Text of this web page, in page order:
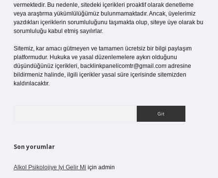
vermektedir. Bu nedenle, sitedeki içerikleri proaktif olarak denetleme
veya araştırma yükümlülüğümüz bulunmamaktadır. Ancak, üyelerimiz
yazdıkları içeriklerin sorumluluğunu taşımakta olup, siteye üye olarak bu
sorumluluğu kabul etmiş sayılırlar.
Sitemiz, kar amacı gütmeyen ve tamamen ücretsiz bir bilgi paylaşım
platformudur. Hukuka ve yasal düzenlemelere aykırı olduğunu
düşündüğünüz içerikleri, backlinkpanelicomtr@gmail.com adresine
bildirmeniz halinde, ilgili içerikler yasal süre içerisinde sitemizden
kaldırılacaktır.
Son yorumlar
Alkol Psikolojiye Iyi Gelir Mi için admin